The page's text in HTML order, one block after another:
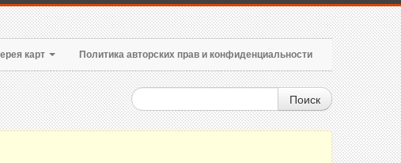
карт Политика авторских прав и конфиденциальности
Поиск